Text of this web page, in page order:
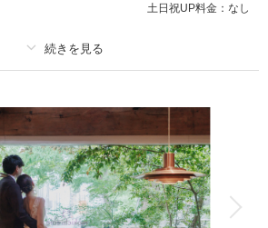
への移動等、全て含まれております
な撮影レポート
撮影場所：片瀬江ノ島海岸（神奈川）
ン
撮影日の空き
を確認する
土日祝UP料金： なし
新婦衣装1着 新郎衣装1着
ヘアメイク 小物一式
データ 100 カット 台紙付写真
会食 挙式
家族用衣装レンタル ペットと撮影